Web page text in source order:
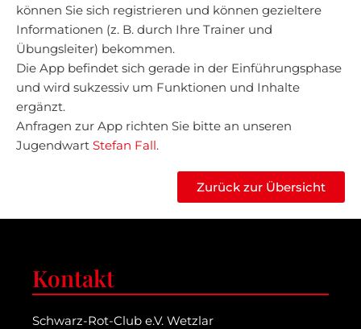
können Sie sich registrieren und können gezieltere
Informationen (z. B. durch Ihre Trainer und
Übungsleiter) bekommen.
Die App befindet sich gerade in der Einführungsphase
und wird sukzessiv um Funktionen und Inhalte
ergänzt.
Anfragen zur App richten Sie bitte an unseren
Jugendwart Stefan Fall.
Zurück zur Übersicht
Kontakt
Schwarz-Rot-Club e.V. Wetzlar